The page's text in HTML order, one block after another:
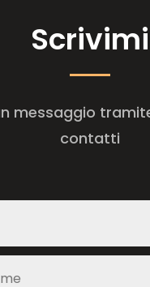
Scrivimi
messaggio
contatti